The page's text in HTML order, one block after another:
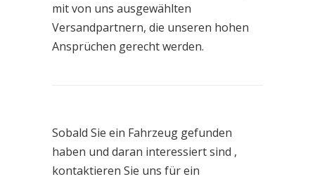
mit von uns ausgewählten
Versandpartnern, die unseren hohen
Ansprüchen gerecht werden.
Sobald Sie ein Fahrzeug gefunden
haben und daran interessiert sind ,
kontaktieren Sie uns für ein